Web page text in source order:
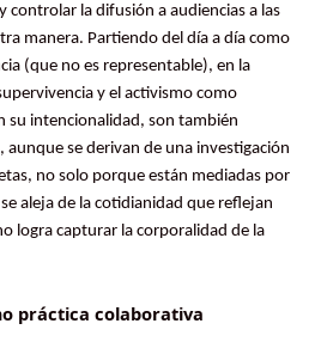
controlar la difusión a audiencias a las
manera. Partiendo del día a día como
(que no es representable), en la
y el activismo como
su intencionalidad, son también
aunque se derivan de una investigación
no solo porque están mediadas por
aleja de la cotidianidad que reflejan
logra capturar la corporalidad de la
práctica colaborativa